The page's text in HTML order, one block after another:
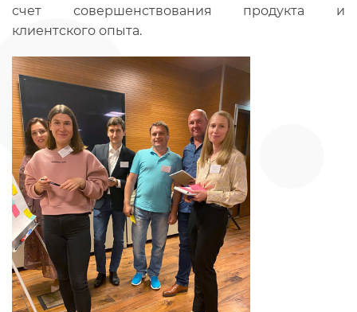
счет совершенствования продукта и
клиентского опыта.